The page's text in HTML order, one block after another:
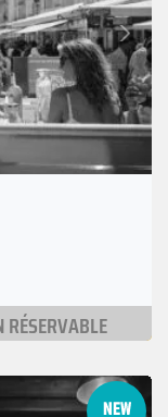
Suivant
RÉSERVABLE